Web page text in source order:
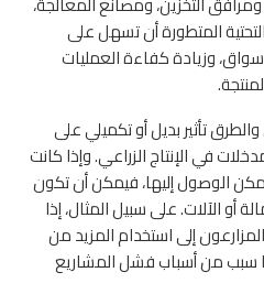
المتطورة أن تسهل على
وزيادة كفاءة العمليات
تأثير بديل أو تكميلي على
في الإنتاج الزراعي. وإذا كانت
يمكن الوصول إليها، فيمكن أن تكون
أو الآلات. على سبيل المثال، إذا
إلى استخدام المزيد من
سبب من أسباب فشل المشاريع